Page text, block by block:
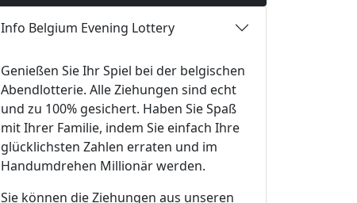
Info Belgium Evening Lottery
Genießen Sie Ihr Spiel bei der belgischen
Abendlotterie. Alle Ziehungen sind echt
und zu 100% gesichert. Haben Sie Spaß
mit Ihrer Familie, indem Sie einfach Ihre
glücklichsten Zahlen erraten und im
Handumdrehen Millionär werden.
Sie können die Ziehungen aus unseren